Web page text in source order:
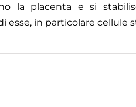
la placenta e si
esse, in particolare cellule